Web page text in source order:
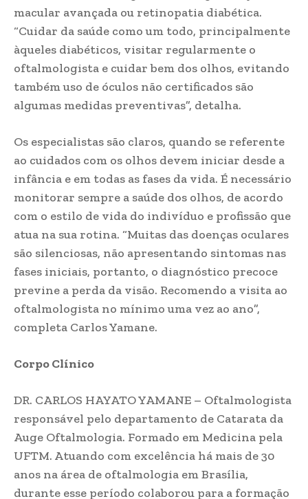
macular avançada ou retinopatia diabética.
“Cuidar da saúde como um todo, principalmente
àqueles diabéticos, visitar regularmente o
oftalmologista e cuidar bem dos olhos, evitando
também uso de óculos não certificados são
algumas medidas preventivas”, detalha.
Os especialistas são claros, quando se referente
ao cuidados com os olhos devem iniciar desde a
infância e em todas as fases da vida. É necessário
monitorar sempre a saúde dos olhos, de acordo
com o estilo de vida do indivíduo e profissão que
atua na sua rotina. “Muitas das doenças oculares
são silenciosas, não apresentando sintomas nas
fases iniciais, portanto, o diagnóstico precoce
previne a perda da visão. Recomendo a visita ao
oftalmologista no mínimo uma vez ao ano”,
completa Carlos Yamane.
Corpo Clínico
DR. CARLOS HAYATO YAMANE – Oftalmologista
responsável pelo departamento de Catarata da
Auge Oftalmologia. Formado em Medicina pela
UFTM. Atuando com excelência há mais de 30
anos na área de oftalmologia em Brasília,
durante esse período colaborou para a formação